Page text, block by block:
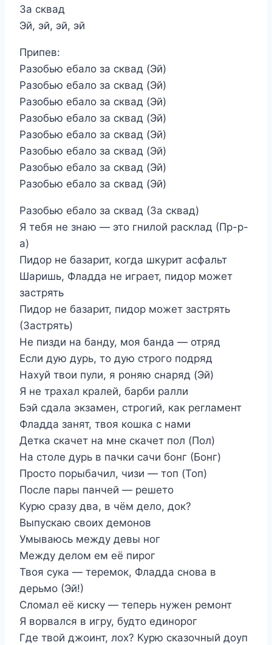
За сквад
Эй, эй, эй, эй
Припев:
Разобью ебало за сквад (Эй)
Разобью ебало за сквад (Эй)
Разобью ебало за сквад (Эй)
Разобью ебало за сквад (Эй)
Разобью ебало за сквад (Эй)
Разобью ебало за сквад (Эй)
Разобью ебало за сквад (Эй)
Разобью ебало за сквад (Эй)
Разобью ебало за сквад (За сквад)
Я тебя не знаю — это гнилой расклад (Пр-р-
а)
Пидор не базарит, когда шкурит асфальт
Шаришь, Фладда не играет, пидор может
застрять
Пидор не базарит, пидор может застрять
(Застрять)
Не пизди на банду, моя банда — отряд
Если дую дурь, то дую строго подряд
Нахуй твои пули, я роняю снаряд (Эй)
Я не трахал кралей, барби ралли
Бэй сдала экзамен, строгий, как регламент
Фладда занят, твоя кошка с нами
Детка скачет на мне скачет пол (Пол)
На столе дурь в пачки сачи бонг (Бонг)
Просто порыбачил, чизи — топ (Топ)
После пары панчей — решето
Курю сразу два, в чём дело, док?
Выпускаю своих демонов
Умываюсь между девы ног
Между делом ем её пирог
Твоя сука — теремок, Фладда снова в
дерьмо (Эй!)
Сломал её киску — теперь нужен ремонт
Я ворвался в игру, будто единорог
Где твой джоинт, лох? Курю сказочный доуп